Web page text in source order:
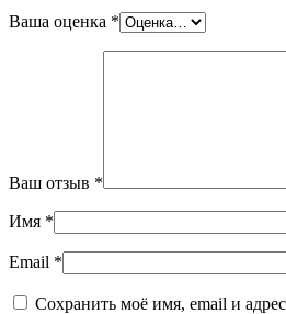
Ваша оценка *
Ваш отзыв *
Имя *
Email *
Сохранить моё имя, email и